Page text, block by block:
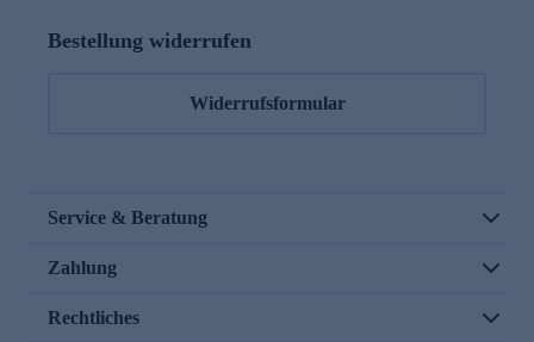
Bestellung widerrufen
Widerrufsformular
Service & Beratung
Zahlung
Rechtliches